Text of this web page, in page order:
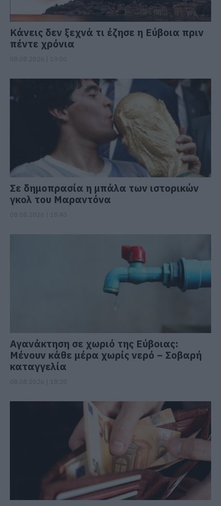
Κάνεις δεν ξεχνά τι έζησε η Εύβοια πριν
πέντε χρόνια
Σε δημοπρασία η μπάλα των ιστορικών
γκολ του Μαραντόνα
Αγανάκτηση σε χωριό της Εύβοιας:
Μένουν κάθε μέρα χωρίς νερό – Σοβαρή
καταγγελία